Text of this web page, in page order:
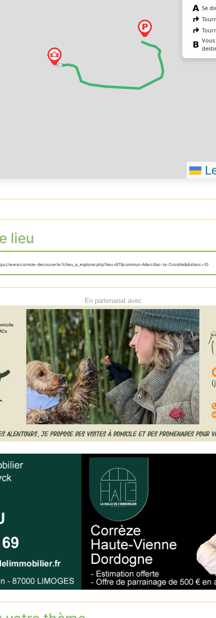
Se
lieu
www.correze-decouverte.fr/lieu_a_explorer.php?lieu=87&commun=Marcillac-la-Croisille&distanc=10
En partenariat avec